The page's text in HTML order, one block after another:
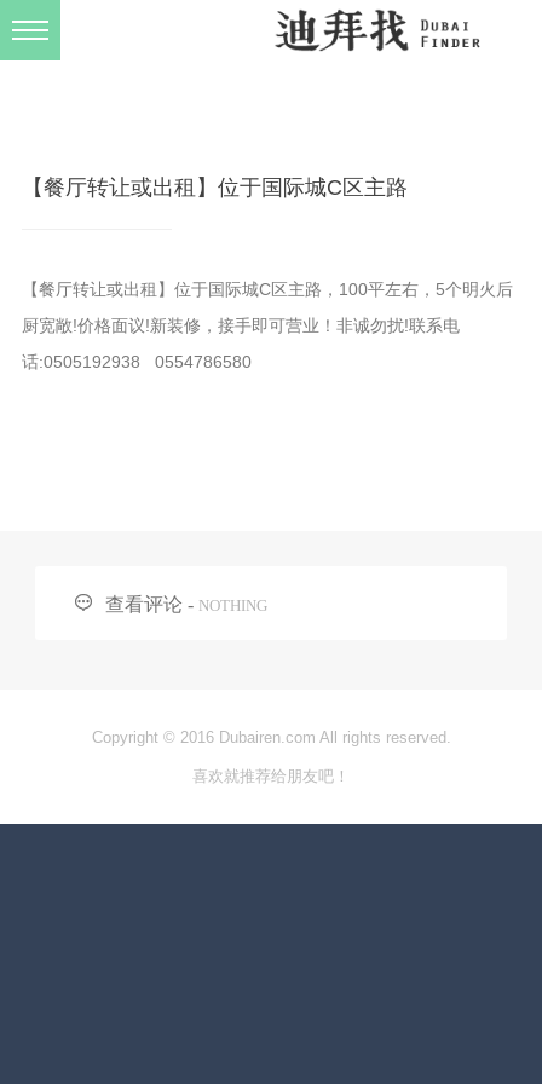
【餐厅转让或出租】位于国际城C区主路
【餐厅转让或出租】位于国际城C区主路，100平左右，5个明火后
厨宽敞!价格面议!新装修，接手即可营业！非诚勿扰!联系电
话:0505192938 0554786580
 查看评论 - NOTHING
Copyright © 2016 Dubairen.com All rights reserved.
喜欢就推荐给朋友吧！